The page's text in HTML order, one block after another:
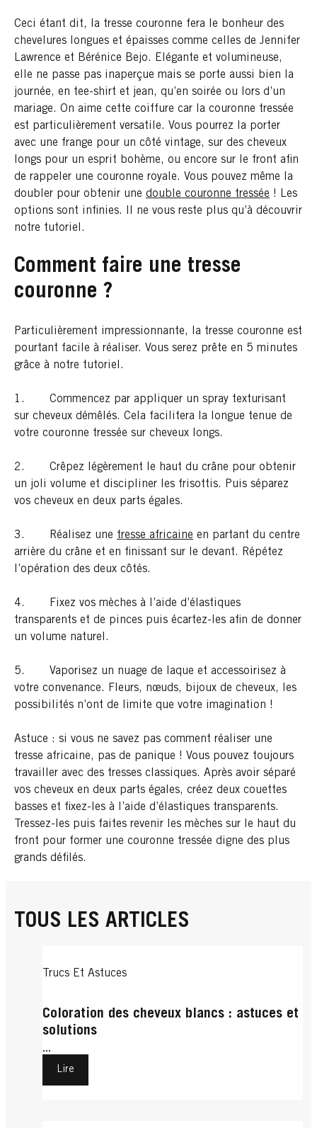
Ceci étant dit, la tresse couronne fera le bonheur des
chevelures longues et épaisses comme celles de Jennifer
Lawrence et Bérénice Bejo. Elégante et volumineuse,
elle ne passe pas inaperçue mais se porte aussi bien la
journée, en tee-shirt et jean, qu’en soirée ou lors d’un
mariage. On aime cette coiffure car la couronne tressée
est particulièrement versatile. Vous pourrez la porter
avec une frange pour un côté vintage, sur des cheveux
longs pour un esprit bohème, ou encore sur le front afin
de rappeler une couronne royale. Vous pouvez même la
doubler pour obtenir une double couronne tressée ! Les
options sont infinies. Il ne vous reste plus qu’à découvrir
notre tutoriel.
Comment faire une tresse
couronne ?
Particulièrement impressionnante, la tresse couronne est
pourtant facile à réaliser. Vous serez prête en 5 minutes
grâce à notre tutoriel.
1. Commencez par appliquer un spray texturisant
sur cheveux démêlés. Cela facilitera la longue tenue de
votre couronne tressée sur cheveux longs.
2. Crêpez légèrement le haut du crâne pour obtenir
un joli volume et discipliner les frisottis. Puis séparez
vos cheveux en deux parts égales.
3. Réalisez une tresse africaine en partant du centre
arrière du crâne et en finissant sur le devant. Répétez
l’opération des deux côtés.
4. Fixez vos mèches à l’aide d’élastiques
transparents et de pinces puis écartez-les afin de donner
un volume naturel.
5. Vaporisez un nuage de laque et accessoirisez à
votre convenance. Fleurs, nœuds, bijoux de cheveux, les
possibilités n’ont de limite que votre imagination !
Astuce : si vous ne savez pas comment réaliser une
tresse africaine, pas de panique ! Vous pouvez toujours
travailler avec des tresses classiques. Après avoir séparé
vos cheveux en deux parts égales, créez deux couettes
basses et fixez-les à l’aide d’élastiques transparents.
Tressez-les puis faites revenir les mèches sur le haut du
front pour former une couronne tressée digne des plus
grands défilés.
TOUS LES ARTICLES
Trucs Et Astuces
Coloration des cheveux blancs : astuces et
solutions
...
Lire